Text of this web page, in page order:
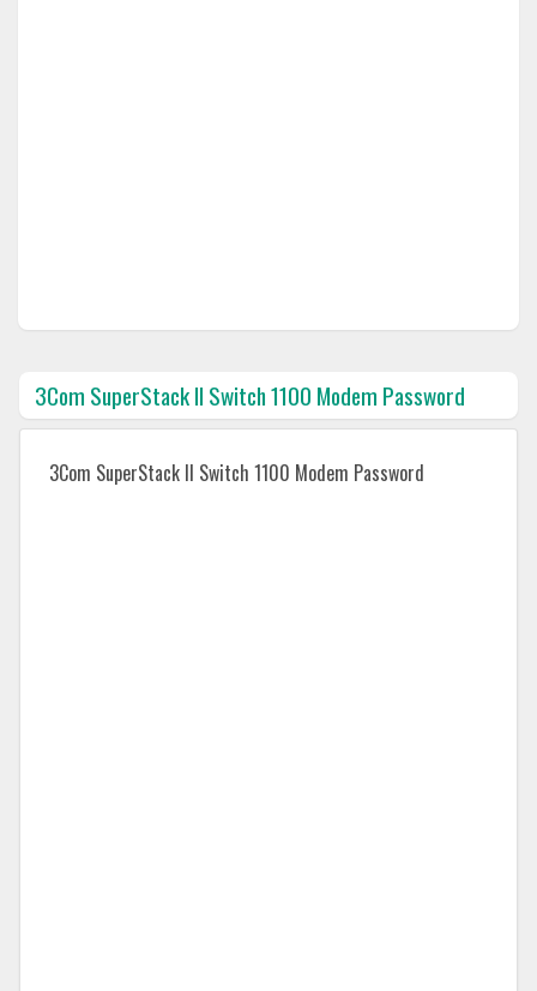
3Com SuperStack II Switch 1100 Modem Password
3Com SuperStack II Switch 1100 Modem Password